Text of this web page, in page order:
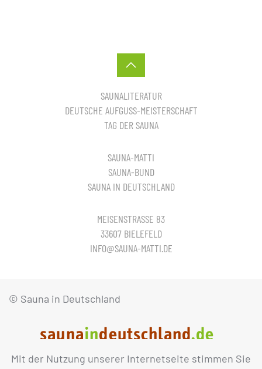
Mit der Nutzung unserer Internetseite stimmen Sie
SAUNALITERATUR
DEUTSCHE AUFGUSS-MEISTERSCHAFT
TAG DER SAUNA
SAUNA-MATTI
SAUNA-BUND
SAUNA IN DEUTSCHLAND
MEISENSTRASSE 83
33607 BIELEFELD
INFO@SAUNA-MATTI.DE
© Sauna in Deutschland